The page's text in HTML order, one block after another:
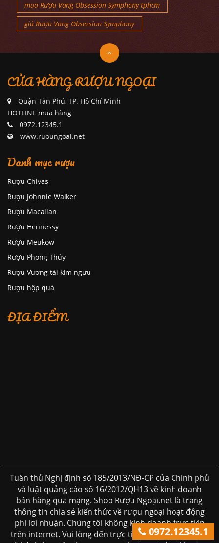
mua Rượu Vang Obsession Symphony tphcm
giá Rượu Vang Obsession Symphony
0972.12345.1
CỬA HÀNG RƯỢU NGOẠI
Quận Tân Phú, TP. Hồ Chí Minh
HOTLINE mua hàng
0972.12345.1
www.ruoungoai.net
Danh mục rượu
Rượu Chivas
Rượu Johnnie Walker
Rượu Macallan
Rượu Hennessy
Rượu Meukow
Rượu Phong Thủy
Rượu Vương tài kim ngưu
Rượu hộp quà
ĐỊA ĐIỂM
Tuân thủ Nghị định số 185/2013/NĐ-CP của Chính phủ
và luật quảng cáo số 16/2012/QH13 về kinh doanh
bán hàng qua mạng. Shop Rượu Ngoại.net là trang
thông tin chia sẻ kiến thức về rượu ngoại hoạt động
phi lơi nhuận. Chúng tôi không kinh doanh trực tiếp
trên internet. Vui lòng đến trực tiếp đến các cửa hàng